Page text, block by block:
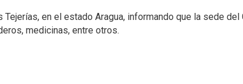
en el estado Aragua, informando que la sede del
medicinas, entre otros.